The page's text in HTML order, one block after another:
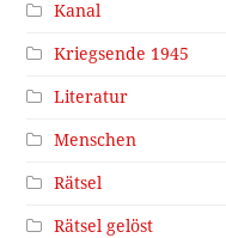
Kanal
Kriegsende 1945
Literatur
Menschen
Rätsel
Rätsel gelöst